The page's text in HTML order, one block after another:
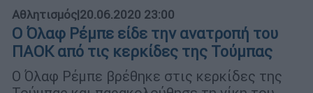
Αθλητισμός|20.06.2020 23:00
Ο Όλαφ Ρέμπε είδε την ανατροπή του
ΠΑΟΚ από τις κερκίδες της Τούμπας
Ο Όλαφ Ρέμπε βρέθηκε στις κερκίδες της